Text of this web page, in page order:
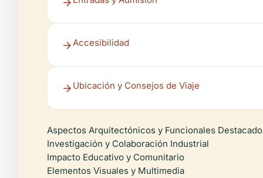
Accesibilidad
Ubicación y Consejos de Viaje
Aspectos Arquitectónicos y Funcionales
Investigación y Colaboración Industrial
Impacto Educativo y Comunitario
Elementos Visuales y Multimedia